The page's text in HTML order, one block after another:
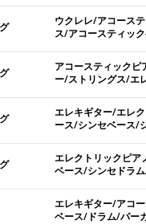
ウクレレ/アコース
ス/アコースティッ
アコースティックピ
ー/ストリングス/エ
エレキギター/エレ
ース/シンセベース/
エレクトリックピ
ベース/シンセドラ
エレキギター/アコ
ベース/ドラム/パー